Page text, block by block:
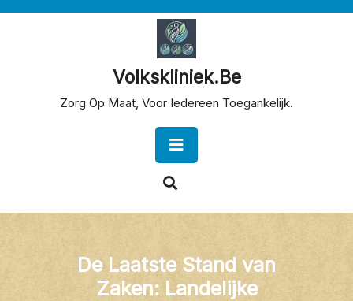
Volkskliniek.be
Zorg Op Maat, Voor Iedereen Toegankelijk.
Button
De Laatste Stand van
Zaken: Landelijke